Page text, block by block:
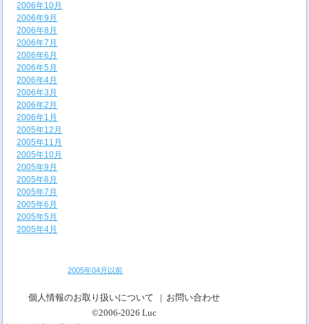
2006年10月
2006年9月
2006年8月
2006年7月
2006年6月
2006年5月
2006年4月
2006年3月
2006年2月
2006年1月
2005年12月
2005年11月
2005年10月
2005年9月
2005年8月
2005年7月
2005年6月
2005年5月
2005年4月
2005年04月以前
個人情報のお取り扱いについて
お問い合わせ
©2006-2026Luc